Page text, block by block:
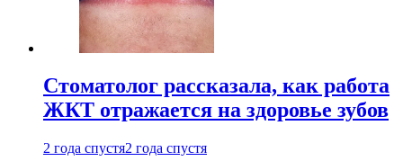
Стоматолог рассказала, как работа
ЖКТ отражается на здоровье зубов
2 года спустя2 года спустя